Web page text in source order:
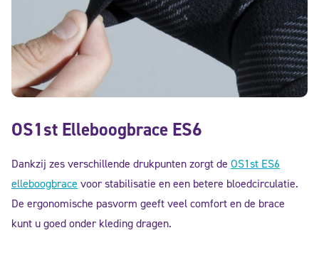
OS1st Elleboogbrace ES6
Dankzij zes verschillende drukpunten zorgt de OS1st ES6
elleboogbrace voor stabilisatie en een betere bloedcirculatie.
De ergonomische pasvorm geeft veel comfort en de brace
kunt u goed onder kleding dragen.